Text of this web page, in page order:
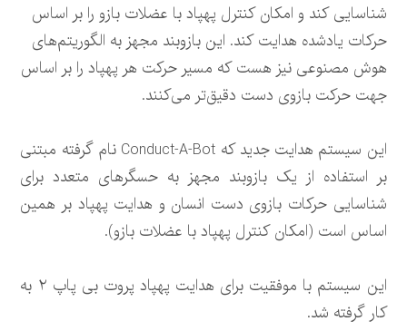
شناسایی کند و امکان کنترل پهپاد با عضلات بازو را بر اساس
حرکات یادشده هدایت کند. این بازوبند مجهز به الگوریتم‌های
هوش مصنوعی نیز هست که مسیر حرکت هر پهپاد را بر اساس
جهت حرکت بازوی دست دقیق‌تر می‌کنند.
این سیستم هدایت جدید که Conduct-A-Bot نام گرفته مبتنی
بر استفاده از یک بازوبند مجهز به حسگرهای متعدد برای
شناسایی حرکات بازوی دست انسان و هدایت پهپاد بر همین
اساس است (امکان کنترل پهپاد با عضلات بازو).
این سیستم با موفقیت برای هدایت پهپاد پروت بی پاپ ۲ به
کار گرفته شد.